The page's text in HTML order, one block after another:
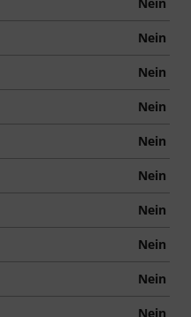
Nein
Nein
Nein
Nein
Nein
Nein
Nein
Nein
Nein